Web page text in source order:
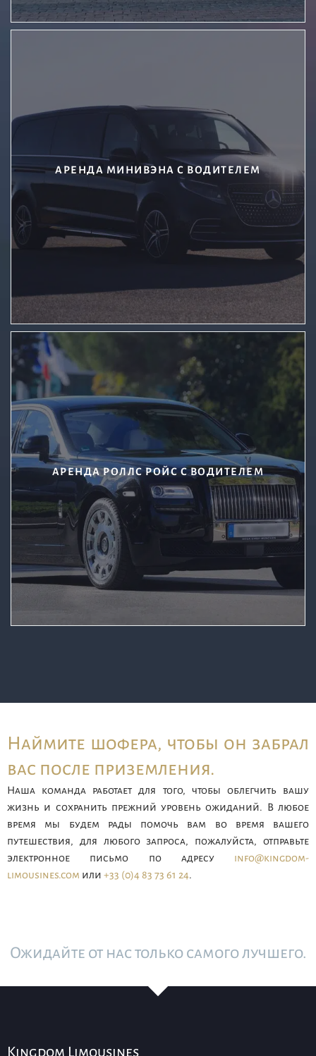
АРЕНДА МИНИВЭНА С ВОДИТЕЛЕМ
АРЕНДА РОЛЛС РОЙС С ВОДИТЕЛЕМ
Наймите шофера, чтобы он забрал
вас после приземления.
Наша команда работает для того, чтобы облегчить вашу
жизнь и сохранить прежний уровень ожиданий. В любое
время мы будем рады помочь вам во время вашего
путешествия, для любого запроса, пожалуйста, отправьте
электронное письмо по адресу info@kingdom-
limousines.com или +33 (0)4 83 73 61 24.
Ожидайте от нас только самого лучшего.
Kingdom Limousines